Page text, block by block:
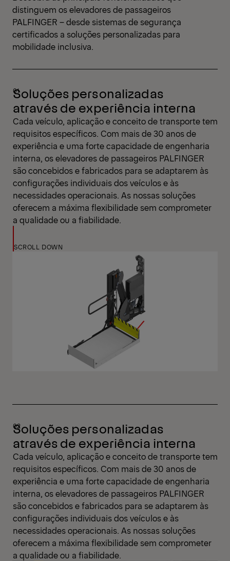
distinguem os elevadores de passageiros
PALFINGER – desde sistemas de segurança
certificados a soluções personalizadas para
mobilidade inclusiva.
Soluções personalizadas
através de experiência interna
Cada veículo, aplicação e conceito de transporte tem
requisitos específicos. Com mais de 30 anos de
experiência e uma forte capacidade de engenharia
interna, os elevadores de passageiros PALFINGER
são concebidos e fabricados para se adaptarem às
configurações individuais dos veículos e às
necessidades operacionais. As nossas soluções
oferecem a máxima flexibilidade sem comprometer
a qualidade ou a fiabilidade.
SCROLL DOWN
Soluções personalizadas
através de experiência interna
Cada veículo, aplicação e conceito de transporte tem
requisitos específicos. Com mais de 30 anos de
experiência e uma forte capacidade de engenharia
interna, os elevadores de passageiros PALFINGER
são concebidos e fabricados para se adaptarem às
configurações individuais dos veículos e às
necessidades operacionais. As nossas soluções
oferecem a máxima flexibilidade sem comprometer
a qualidade ou a fiabilidade.